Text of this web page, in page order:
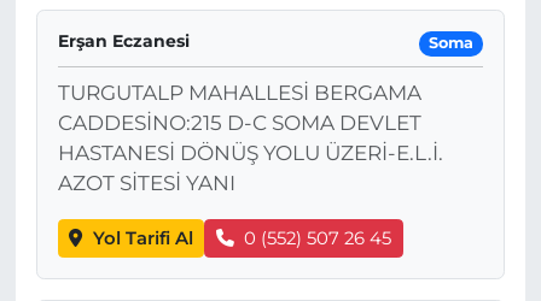
Erşan Eczanesi Soma
TURGUTALP MAHALLESİ BERGAMA
CADDESİNO:215 D-C SOMA DEVLET
HASTANESİ DÖNÜŞ YOLU ÜZERİ-E.L.İ.
AZOT SİTESİ YANI
Yol Tarifi Al 0 (552) 507 26 45